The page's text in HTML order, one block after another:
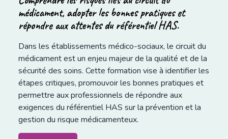
médicament, adopter les bonnes pratiques et
répondre aux attentes du référentiel HAS.
Dans les établissements médico-sociaux, le circuit du
médicament est un enjeu majeur de la qualité et de la
sécurité des soins. Cette formation vise à identifier les
étapes critiques, promouvoir les bonnes pratiques et
permettre aux professionnels de répondre aux
exigences du référentiel HAS sur la prévention et la
gestion du risque médicamenteux.